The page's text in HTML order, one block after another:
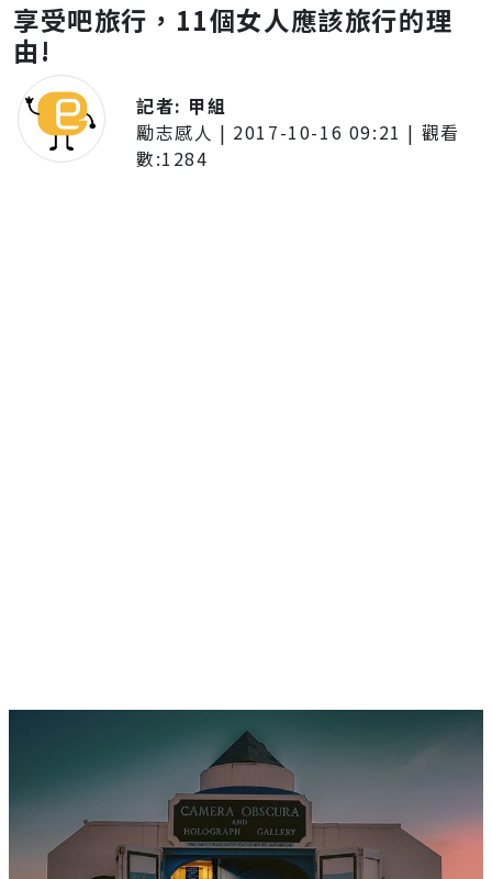
享受吧旅行，11個女人應該旅行的理
由!
記者: 甲組
勵志感人 | 2017-10-16 09:21 | 觀看
數:1284